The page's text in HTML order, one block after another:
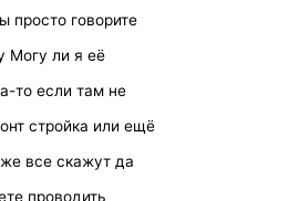
просто говорите
Могу ли я её
то если там не
стройка или ещё
все скажут да
проводить